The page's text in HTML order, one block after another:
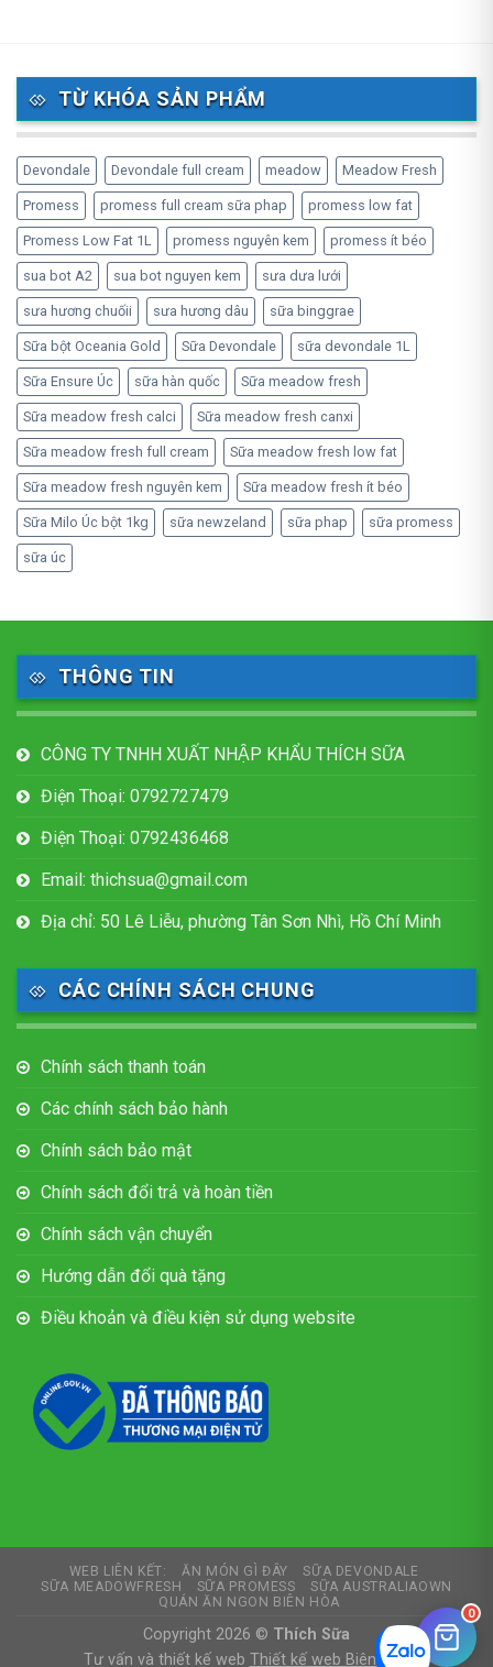
TỪ KHÓA SẢN PHẨM
Devondale Devondale full cream meadow Meadow Fresh
Promess promess full cream sữa phap promess low fat
Promess Low Fat 1L promess nguyên kem promess ít béo
sua bot A2 sua bot nguyen kem sưa dưa lưới
sưa hương chuốii sưa hương dâu sữa binggrae
Sữa bột Oceania Gold Sữa Devondale sữa devondale 1L
Sữa Ensure Úc sữa hàn quốc Sữa meadow fresh
Sữa meadow fresh calci Sữa meadow fresh canxi
Sữa meadow fresh full cream Sữa meadow fresh low fat
Sữa meadow fresh nguyên kem Sữa meadow fresh ít béo
Sữa Milo Úc bột 1kg sữa newzeland sữa phap sữa promess
sữa úc
THÔNG TIN
CÔNG TY TNHH XUẤT NHẬP KHẨU THÍCH SỮA
Điện Thoại: 0792727479
Điện Thoại: 0792436468
Email: thichsua@gmail.com
Địa chỉ: 50 Lê Liễu, phường Tân Sơn Nhì, Hồ Chí Minh
CÁC CHÍNH SÁCH CHUNG
Chính sách thanh toán
Các chính sách bảo hành
Chính sách bảo mật
Chính sách đổi trả và hoàn tiền
Chính sách vận chuyển
Hướng dẫn đổi quà tặng
Điều khoản và điều kiện sử dụng website
WEB LIÊN KẾT: ĂN MÓN GÌ ĐÂY
SỮA DEVONDALE
SỮA MEADOWFRESH
SỮA PROMESS
SỮA AUSTRALIAOWN
QUÁN ĂN NGON BIÊN HÒA
Copyright 2026 © Thích Sữa
Tư vấn và thiết kế web Thiết kế web Biên Hòa
0